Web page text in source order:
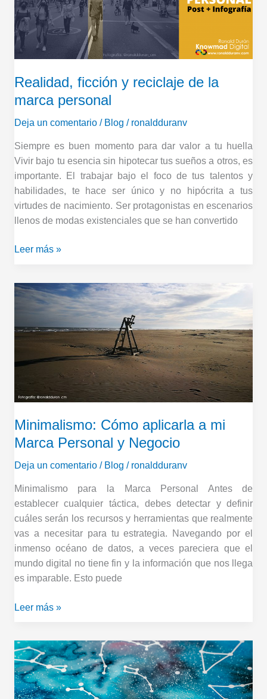
Realidad, ficción y reciclaje de la
marca personal
Deja un comentario / Blog / ronaldduranv
Siempre es buen momento para dar valor a tu huella
Vivir bajo tu esencia sin hipotecar tus sueños a otros, es
importante. El trabajar bajo el foco de tus talentos y
habilidades, te hace ser único y no hipócrita a tus
virtudes de nacimiento. Ser protagonistas en escenarios
llenos de modas existenciales que se han convertido
la
marca
personal
Leer más »
Minimalismo: Cómo aplicarla a mi
Marca Personal y Negocio
Deja un comentario / Blog / ronaldduranv
Minimalismo para la Marca Personal Antes de
establecer cualquier táctica, debes detectar y definir
cuáles serán los recursos y herramientas que realmente
vas a necesitar para tu estrategia. Navegando por el
inmenso océano de datos, a veces pareciera que el
mundo digital no tiene fin y la información que nos llega
es imparable. Esto puede
Minimalismo:
Cómo
a
Marca
Leer más »
Los
nuevos
caminos
híbridos,